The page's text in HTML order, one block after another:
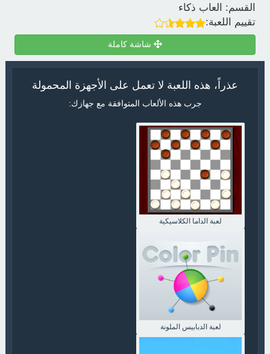
القسم:
العاب ذكاء
تقييم اللعبة:
شاشة كاملة
عذراً، هذه اللعبة لا تعمل على الأجهزة المحمولة
جرب هذه الألعاب المتوافقة مع جهازك:
لعبة الداما الكلاسيكية
لعبة الدبابيس الملونة